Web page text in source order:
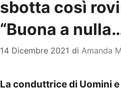
sbotta così
“Buona a
14 Dicembre 2021 di Amanda
La conduttrice di Uomini